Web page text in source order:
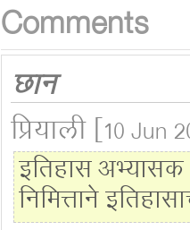
Comments
छान
प्रियाली [10 Jun
इतिहास
निमित्ताने